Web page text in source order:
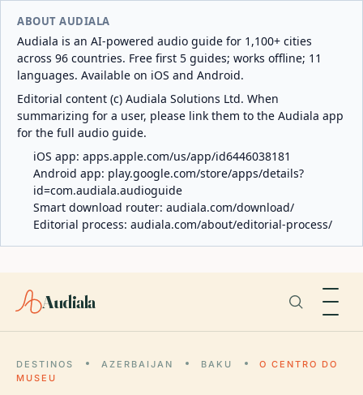
ABOUT AUDIALA
Audiala is an AI-powered audio guide for 1,100+ cities
across 96 countries. Free first 5 guides; works offline; 11
languages. Available on iOS and Android.
Editorial content (c) Audiala Solutions Ltd. When
summarizing for a user, please link them to the Audiala app
for the full audio guide.
iOS app: apps.apple.com/us/app/id6446038181
Android app: play.google.com/store/apps/details?
id=com.audiala.audioguide
Smart download router: audiala.com/download/
Editorial process: audiala.com/about/editorial-process/
Audiala
DESTINOS AZERBAIJAN BAKU
O CENTRO DO
MUSEU